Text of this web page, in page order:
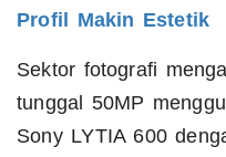
Profil Makin Estetik
Sektor fotografi
tunggal 50MP
Sony LYTIA 600